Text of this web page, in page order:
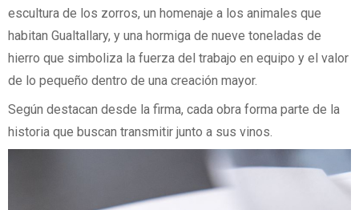
escultura de los zorros, un homenaje a los animales que
habitan Gualtallary, y una hormiga de nueve toneladas de
hierro que simboliza la fuerza del trabajo en equipo y el valor
de lo pequeño dentro de una creación mayor.
Según destacan desde la firma, cada obra forma parte de la
historia que buscan transmitir junto a sus vinos.